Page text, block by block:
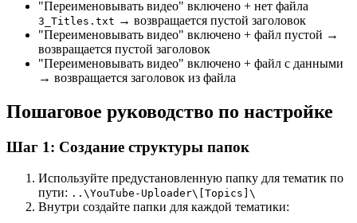
"Переименовывать видео" включено + нет файла
3_Titles.txt → возвращается пустой заголовок
"Переименовывать видео" включено + файл пустой →
возвращается пустой заголовок
"Переименовывать видео" включено + файл с данными
→ возвращается заголовок из файла
Пошаговое руководство по настройке
Шаг 1: Создание структуры папок
Используйте предустановленную папку для тематик по
пути: ..\YouTube-Uploader\[Topics]\
Внутри создайте папки для каждой тематики: